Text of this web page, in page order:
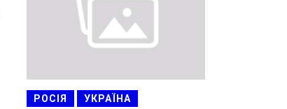
РОСІЯ УКРАЇНА